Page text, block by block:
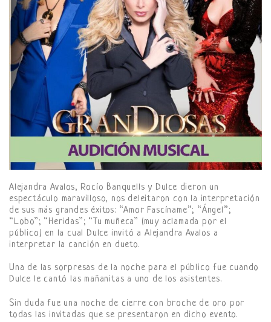
Alejandra Avalos, Rocío Banquells y Dulce dieron un
espectáculo maravilloso, nos deleitaron con la interpretación
de sus más grandes éxitos: “Amor Fascíname”; “Ángel”;
“Lobo”; “Heridas”; “Tu muñeca” (muy aclamada por el
público) en la cual Dulce invitó a Alejandra Avalos a
interpretar la canción en dueto.
Una de las sorpresas de la noche para el público fue cuando
Dulce le cantó las mañanitas a uno de los asistentes.
Sin duda fue una noche de cierre con broche de oro por
todas las invitadas que se presentaron en dicho evento.